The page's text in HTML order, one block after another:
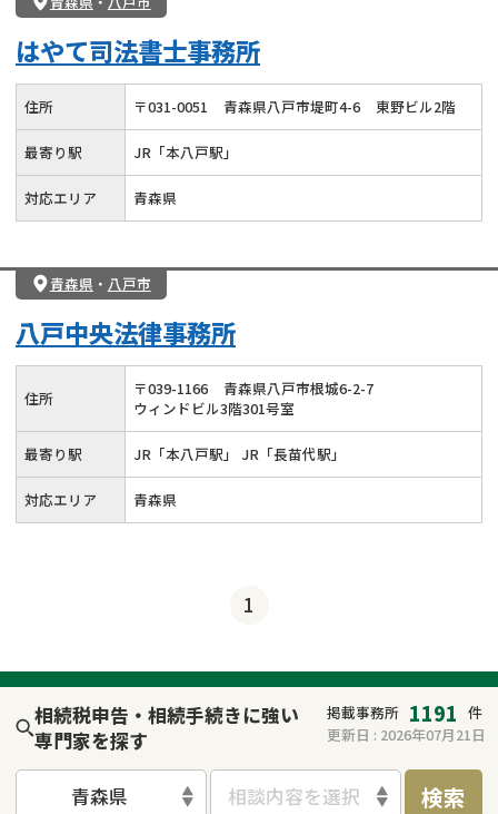
はやて司法書士事務所
住所 〒031-0051 青森県八戸市堤町4-6 東野ビル2階
最寄り駅 JR「本八戸駅」
対応エリア 青森県
青森県 ・ 八戸市
八戸中央法律事務所
住所 〒039-1166
青森県八戸市根城6-2-7
ウィンドビル3階301号室
最寄り駅 JR「本八戸駅」 JR「長苗代駅」
対応エリア 青森県
1
相続税申告・相続手続きに強い
専門家を探す
掲載事務所 1191 件
更新日 : 2026年07月21日
青森県 相談内容を選択 検索